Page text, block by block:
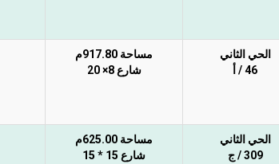
الحي الثاني
46 / أ
مساحة 917.80م
شارع 8× 20
الحي الثاني
309 / ج
مساحة 625.00م
شارع 15 * 15